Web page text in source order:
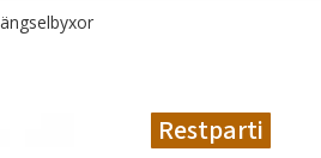
Restparti